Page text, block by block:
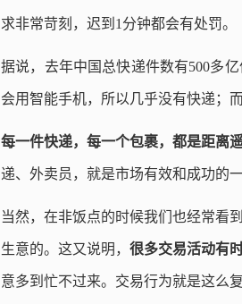
求非常苛刻，迟到1分钟都会有处罚。
据说，去年中国总快递件数有500多
会用智能手机，所以几乎没有快递；
每一件快递，每一个包裹，都是距离
递、外卖员，就是市场有效和成功的
当然，在非饭点的时候我们也经常看
生意的。这又说明， 很多交易活动有
意多到忙不过来。交易行为就是这么复